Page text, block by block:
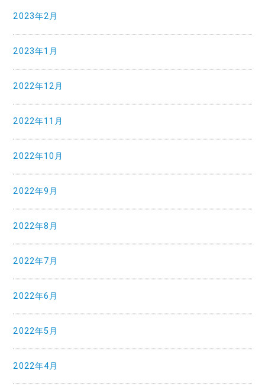
2023年2月
2023年1月
2022年12月
2022年11月
2022年10月
2022年9月
2022年8月
2022年7月
2022年6月
2022年5月
2022年4月